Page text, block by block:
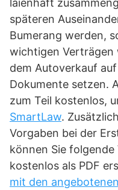
laienhaft
späteren
Bumerang werden,
wichtigen Verträgen
dem Autoverkauf
Dokumente setzen.
zum Teil kostenlos,
SmartLaw.
Vorgaben bei der
können Sie
kostenlos als PDF
mit den